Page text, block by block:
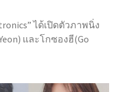
ได้เปิดตัวภาพนิ่ง
และโกซองฮี(Go